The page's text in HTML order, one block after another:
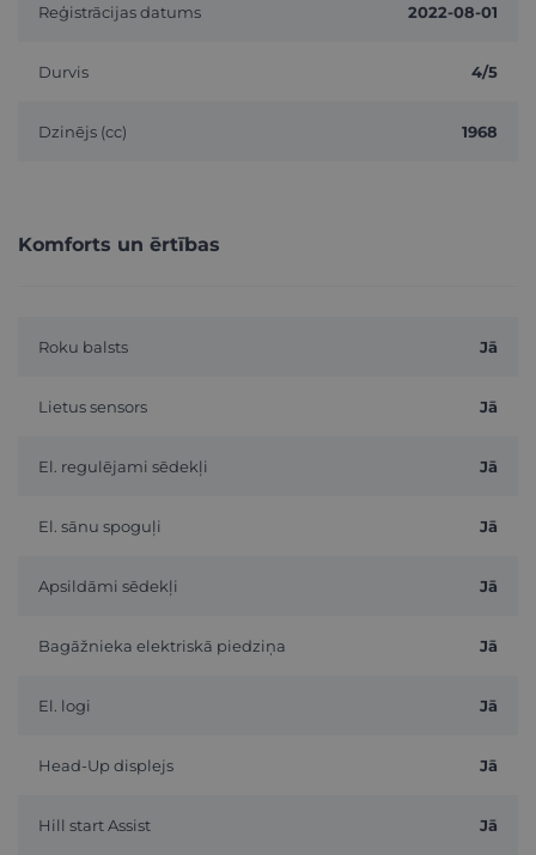
Reģistrācijas datums 2022-08-01
Durvis 4/5
Dzinējs (cc) 1968
Komforts un ērtības
Roku balsts Jā
Lietus sensors Jā
El. regulējami sēdekļi Jā
El. sānu spoguļi Jā
Apsildāmi sēdekļi Jā
Bagāžnieka elektriskā piedziņa Jā
El. logi Jā
Head-Up displejs Jā
Hill start Assist Jā